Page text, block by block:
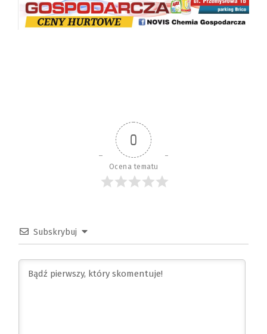
0
Ocena tematu
Subskrybuj